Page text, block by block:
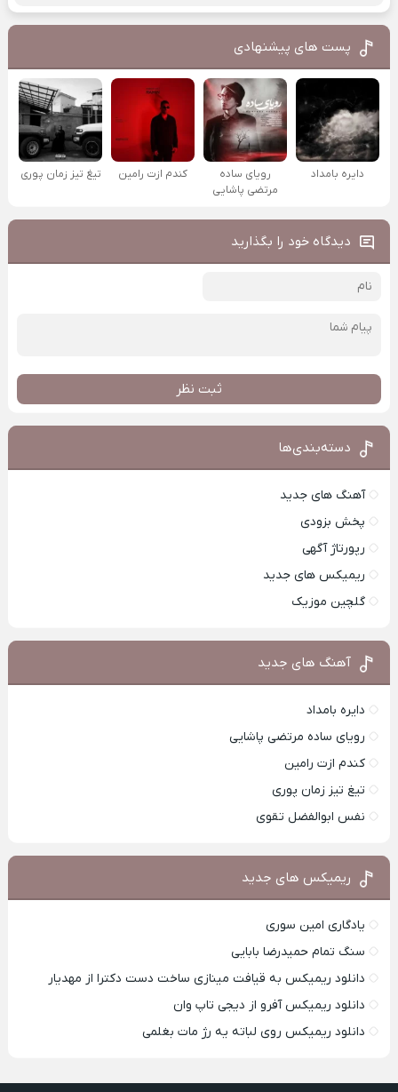
پست های پیشنهادی
دایره بامداد
رویای ساده
مرتضی پاشایی
کندم ازت رامین تیغ تیز زمان پوری
دیدگاه خود را بگذارید
ثبت نظر
دسته‌بندی‌ها
آهنگ های جدید
پخش بزودی
رپورتاژ آگهی
ریمیکس های جدید
گلچین موزیک
آهنگ های جدید
دایره بامداد
رویای ساده مرتضی پاشایی
کندم ازت رامین
تیغ تیز زمان پوری
نفس ابوالفضل تقوی
ریمیکس های جدید
یادگاری امین سوری
سنگ تمام حمیدرضا بابایی
دانلود ریمیکس به قیافت مینازی ساخت دست دکترا از مهدیار
دانلود ریمیکس آفرو از ديجی تاپ وان
دانلود ریمیکس روی لباته یه رژ مات بغلمی